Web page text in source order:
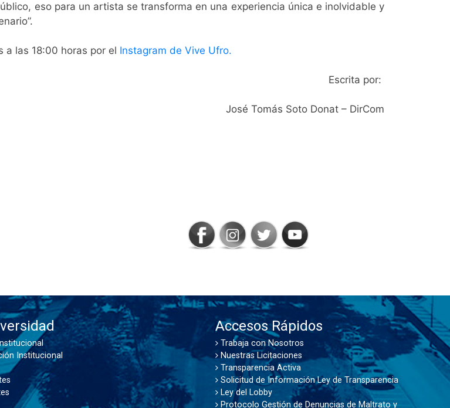
eso para un artista se transforma en una experiencia única e inolvidable y
a las 18:00 horas por el Instagram de Vive Ufro.
Escrita por:
José Tomás Soto Donat – DirCom
Institucional
Accesos Rápidos
Trabaja con Nosotros
Nuestras Licitaciones
Transparencia Activa
Solicitud de Información Ley de Transparencia
Ley del Lobby
Protocolo Gestión de Denuncias de Maltrato y